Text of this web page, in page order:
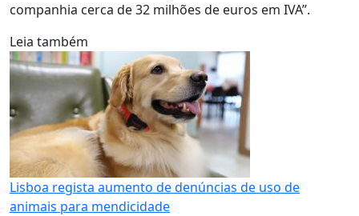
companhia cerca de 32 milhões de euros em IVA”.
Leia também
Lisboa regista aumento de denúncias de uso de
animais para mendicidade